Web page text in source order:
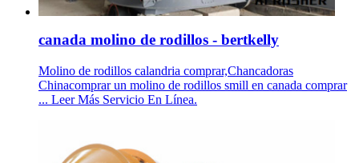
canada molino de rodillos - bertkelly
Molino de rodillos calandria comprar,Chancadoras
Chinacomprar un molino de rodillos smill en canada comprar
... Leer Más Servicio En Línea.